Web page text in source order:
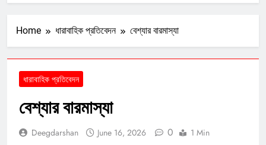
Home ধারাবাহিক প্রতিবেদন বেশ্যার বারমাস্যা
ধারাবাহিক প্রতিবেদন
বেশ্যার বারমাস্যা
Deegdarshan June 16, 2026 0 1 Min